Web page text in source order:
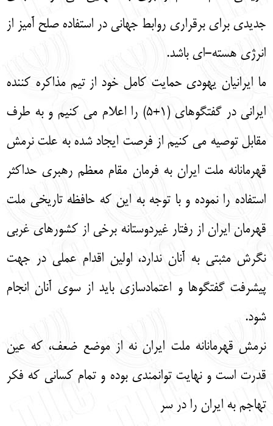
جدیدی برای برقراری روابط جهانی در استفاده صلح آمیز از
انرژی هسته-ای باشد.
ما ایرانیان یهودی حمایت کامل خود از تیم مذاکره کننده
ایرانی در گفتگوهای (1+5) را اعلام می کنیم و به طرف
مقابل توصیه می کنیم از فرصت ایجاد شده به علت نرمش
قهرمانانه ملت ایران به فرمان مقام معظم رهبری حداکثر
استفاده را نموده و با توجه به این که حافظه تاریخی ملت
قهرمان ایران از رفتار غیردوستانه برخی از کشورهای غربی
نگرش مثبتی به آنان ندارد، اولین اقدام عملی در جهت
پیشرفت گفتگوها و اعتمادسازی باید از سوی آنان انجام
شود.
نرمش قهرمانانه ملت ایران نه از موضع ضعف، که عین
قدرت است و نهایت توانمندی بوده و تمام کسانی که فکر
تهاجم به ایران را در سر